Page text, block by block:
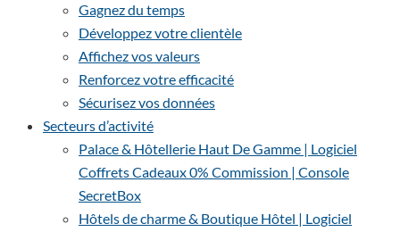
Gagnez du temps
Développez votre clientèle
Affichez vos valeurs
Renforcez votre efficacité
Sécurisez vos données
Secteurs d’activité
Palace & Hôtellerie Haut De Gamme | Logiciel
Coffrets Cadeaux 0% Commission | Console
SecretBox
Hôtels de charme & Boutique Hôtel | Logiciel